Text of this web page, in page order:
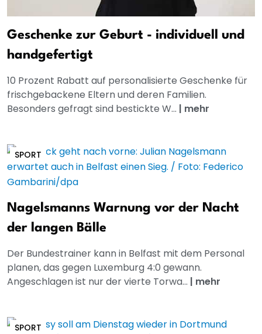
Geschenke zur Geburt - individuell und
handgefertigt
10 Prozent Rabatt auf personalisierte Geschenke für
frischgebackene Eltern und deren Familien.
Besonders gefragt sind bestickte W... | mehr
SPORT
Nagelsmanns Warnung vor der Nacht
der langen Bälle
Der Bundestrainer kann in Belfast mit dem Personal
planen, das gegen Luxemburg 4:0 gewann.
Angeschlagen ist nur der vierte Torwa... | mehr
SPORT